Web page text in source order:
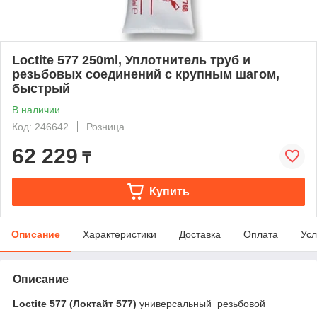
Loctite 577 250ml, Уплотнитель труб и
резьбовых соединений с крупным шагом,
быстрый
В наличии
Код: 246642
Розница
62 229 ₸
Купить
Описание Характеристики Доставка Оплата
Описание
Loctite 577 (Локтайт 577) универсальный резьбовой